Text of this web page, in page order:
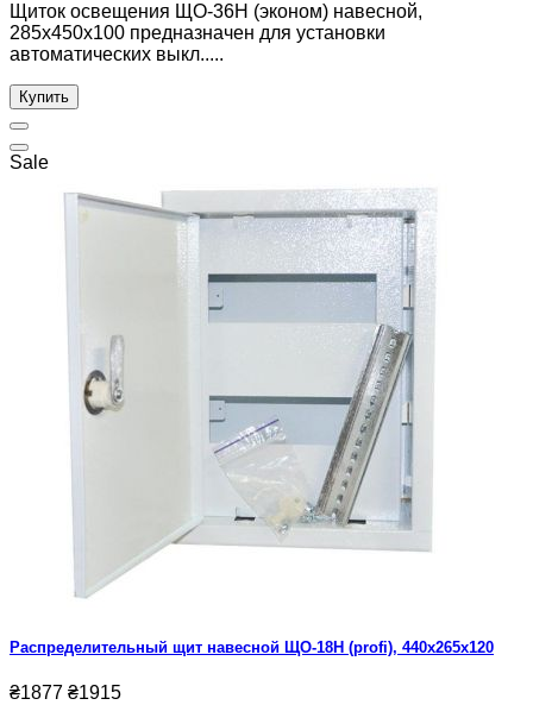
Щиток освещения ЩО-36Н (эконом) навесной,
285x450x100 предназначен для установки
автоматических выкл.....
Купить
Sale
Распределительный щит навесной ЩО-18Н (profi), 440x265x120
₴1877 ₴1915